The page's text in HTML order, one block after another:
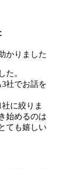
かりました
た。
社でお話を
に絞りま
始めるのは
ても嬉しい